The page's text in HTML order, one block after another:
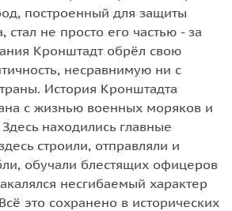
построенный для защиты
стал не просто его частью - за
Кронштадт обрёл свою
несравнимую ни с
История Кронштадта
с жизнью военных моряков и
находились главные
строили, отправляли и
обучали блестящих офицеров
несгибаемый характер
это сохранено в исторических